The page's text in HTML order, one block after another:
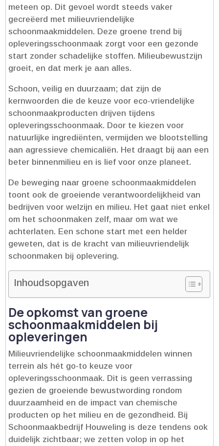
meteen op.​ Dit gevoel wordt steeds vaker
gecreëerd met milieuvriendelijke
schoonmaakmiddelen.​ Deze groene trend bij
opleveringsschoonmaak zorgt voor een gezonde
start zonder schadelijke stoffen.​ Milieubewustzijn
groeit, en dat merk je aan alles.​
Schoon, veilig en duurzaam; dat zijn de
kernwoorden die de keuze voor eco-vriendelijke
schoonmaakproducten drijven tijdens
opleveringsschoonmaak.​ Door te kiezen voor
natuurlijke ingrediënten, vermijden we blootstelling
aan agressieve chemicaliën.​ Het draagt bij aan een
beter binnenmilieu en is lief voor onze planeet.​
De beweging naar groene schoonmaakmiddelen
toont ook de groeiende verantwoordelijkheid van
bedrijven voor welzijn en milieu.​ Het gaat niet enkel
om het schoonmaken zelf, maar om wat we
achterlaten.​ Een schone start met een helder
geweten, dat is de kracht van milieuvriendelijk
schoonmaken bij oplevering.​
Inhoudsopgaven
De opkomst van groene
schoonmaakmiddelen bij
opleveringen
Milieuvriendelijke schoonmaakmiddelen winnen
terrein als hét go-to keuze voor
opleveringsschoonmaak.​ Dit is geen verrassing
gezien de groeiende bewustwording rondom
duurzaamheid en de impact van chemische
producten op het milieu en de gezondheid.​ Bij
Schoonmaakbedrijf Houweling is deze tendens ook
duidelijk zichtbaar; we zetten volop in op het